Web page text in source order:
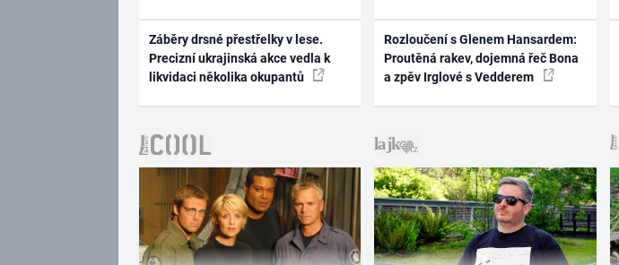
Záběry drsné přestřelky v lese.
Precizní ukrajinská akce vedla k
likvidaci několika okupantů
Rozloučení s Glenem Hansardem:
Proutěná rakev, dojemná řeč Bona
a zpěv Irglové s Vedderem